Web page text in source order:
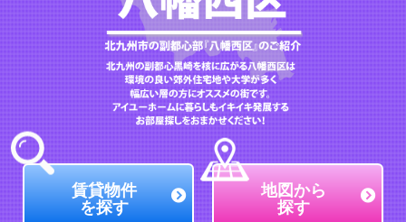
賃貸物件
を探す
地図から
探す